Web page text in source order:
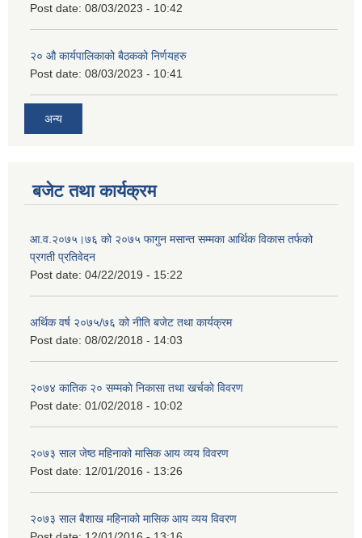
Post date: 08/03/2023 - 10:42
२‍० औ कार्यपालिकाको बैठकको निर्णयहरु
Post date: 08/03/2023 - 10:41
अन्य
बजेट तथा कार्यक्रम
आ.व.२०७५।७६ को २०७५ फागुन मसान्त सम्मका आर्थिक विकास तर्फको
प्रगती प्रतिवेदन
Post date: 04/22/2019 - 15:22
अर्थिक वर्ष २०७५/७६ को नीति बजेट तथा कार्यक्रम
Post date: 08/02/2018 - 14:03
२०७४ कातिक २० सम्मकाे निकासा तथा खर्चकाे विवरण
Post date: 01/02/2018 - 10:02
२०७३ साल जेष्ठ महिनाको मासिक आय व्यय विवरण
Post date: 12/01/2016 - 13:26
२०७३ साल बैशाख महिनाको मासिक आय व्यय विवरण